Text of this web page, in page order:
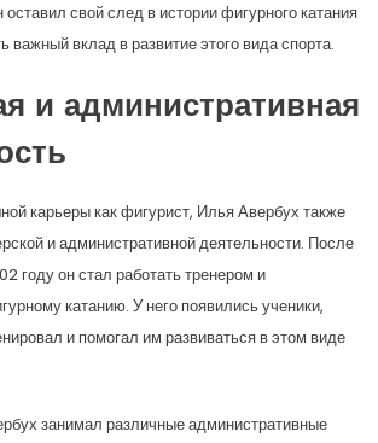
свой след в истории фигурного катания
важный вклад в развитие этого вида спорта.
и административная
карьеры как фигурист, Илья Авербух также
и административной деятельности. После
году он стал работать тренером и
катанию. У него появились ученики,
и помогал им развиваться в этом виде
занимал различные административные